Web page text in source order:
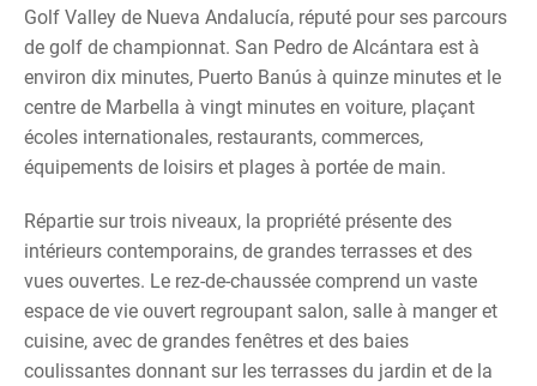
Golf Valley de Nueva Andalucía, réputé pour ses parcours
de golf de championnat. San Pedro de Alcántara est à
environ dix minutes, Puerto Banús à quinze minutes et le
centre de Marbella à vingt minutes en voiture, plaçant
écoles internationales, restaurants, commerces,
équipements de loisirs et plages à portée de main.
Répartie sur trois niveaux, la propriété présente des
intérieurs contemporains, de grandes terrasses et des
vues ouvertes. Le rez-de-chaussée comprend un vaste
espace de vie ouvert regroupant salon, salle à manger et
cuisine, avec de grandes fenêtres et des baies
coulissantes donnant sur les terrasses du jardin et de la